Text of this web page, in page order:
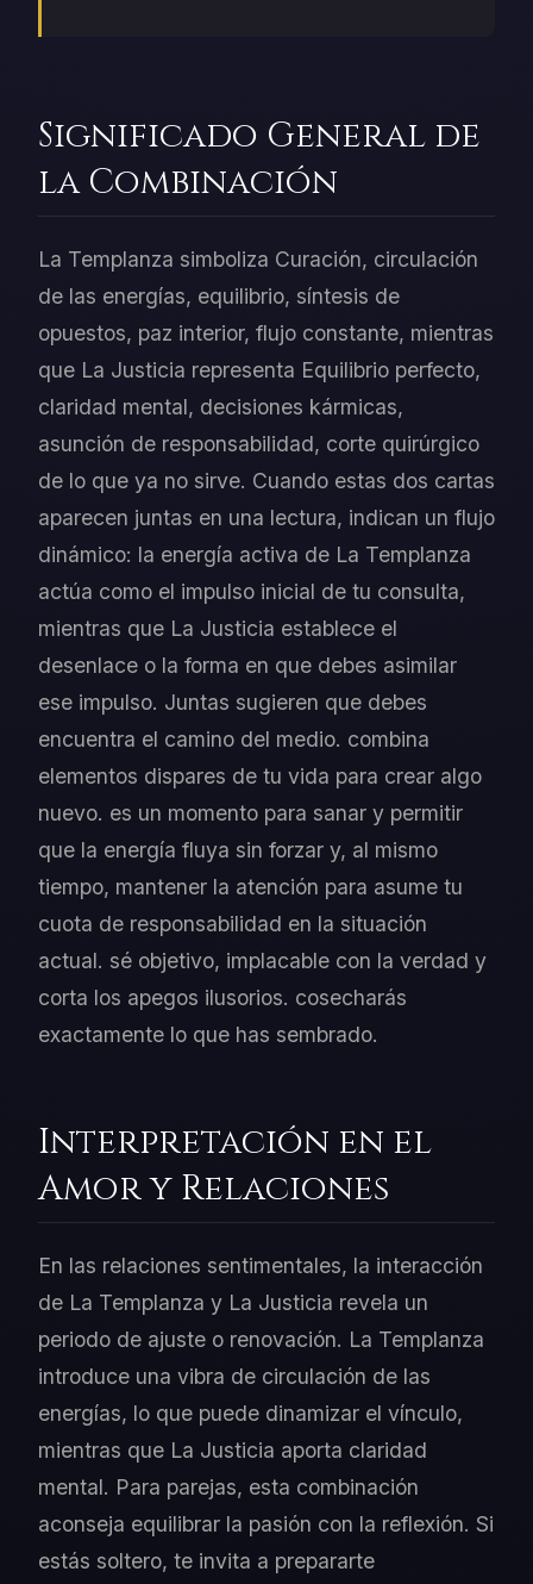
Significado General de
la Combinación
La Templanza simboliza Curación, circulación
de las energías, equilibrio, síntesis de
opuestos, paz interior, flujo constante, mientras
que La Justicia representa Equilibrio perfecto,
claridad mental, decisiones kármicas,
asunción de responsabilidad, corte quirúrgico
de lo que ya no sirve. Cuando estas dos cartas
aparecen juntas en una lectura, indican un flujo
dinámico: la energía activa de La Templanza
actúa como el impulso inicial de tu consulta,
mientras que La Justicia establece el
desenlace o la forma en que debes asimilar
ese impulso. Juntas sugieren que debes
encuentra el camino del medio. combina
elementos dispares de tu vida para crear algo
nuevo. es un momento para sanar y permitir
que la energía fluya sin forzar y, al mismo
tiempo, mantener la atención para asume tu
cuota de responsabilidad en la situación
actual. sé objetivo, implacable con la verdad y
corta los apegos ilusorios. cosecharás
exactamente lo que has sembrado.
Interpretación en el
Amor y Relaciones
En las relaciones sentimentales, la interacción
de La Templanza y La Justicia revela un
periodo de ajuste o renovación. La Templanza
introduce una vibra de circulación de las
energías, lo que puede dinamizar el vínculo,
mientras que La Justicia aporta claridad
mental. Para parejas, esta combinación
aconseja equilibrar la pasión con la reflexión. Si
estás soltero, te invita a prepararte